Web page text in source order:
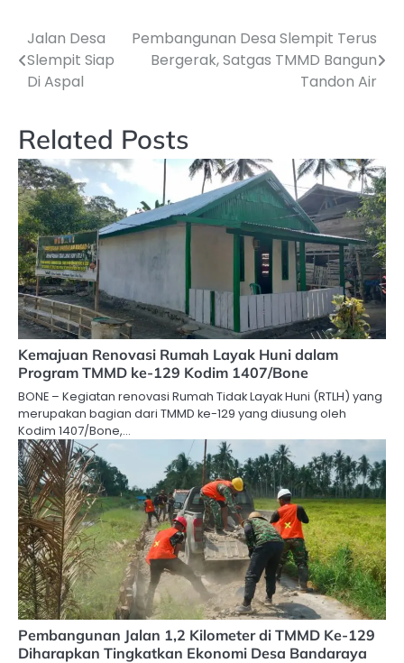
Navigasi
pos
‎Jalan Desa
Slempit Siap
Di Aspal ‎
Pembangunan Desa Slempit Terus
Bergerak, Satgas TMMD Bangun
Tandon Air
Related Posts
Kemajuan Renovasi Rumah Layak Huni dalam
Program TMMD ke-129 Kodim 1407/Bone
BONE – Kegiatan renovasi Rumah Tidak Layak Huni (RTLH) yang
merupakan bagian dari TMMD ke-129 yang diusung oleh
Kodim 1407/Bone,…
Pembangunan Jalan 1,2 Kilometer di TMMD Ke-129
Diharapkan Tingkatkan Ekonomi Desa Bandaraya